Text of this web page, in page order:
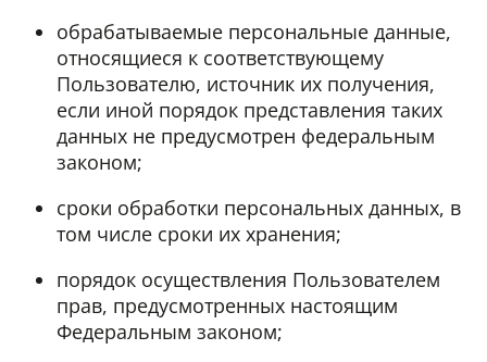
обрабатываемые персональные данные,
относящиеся к соответствующему
Пользователю, источник их получения,
если иной порядок представления таких
данных не предусмотрен федеральным
законом;
сроки обработки персональных данных, в
том числе сроки их хранения;
порядок осуществления Пользователем
прав, предусмотренных настоящим
Федеральным законом;